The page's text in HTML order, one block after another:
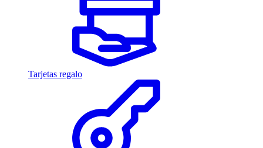
Tarjetas regalo